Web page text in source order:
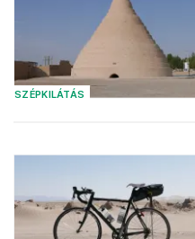
SZÉPKILÁTÁS